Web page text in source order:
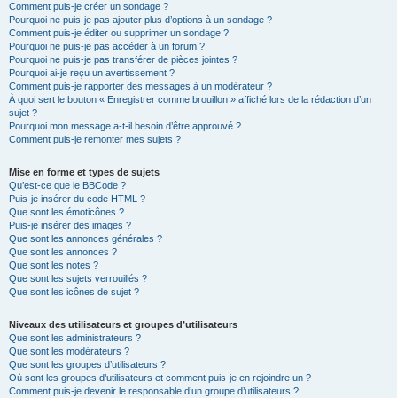
Comment puis-je créer un sondage ?
Pourquoi ne puis-je pas ajouter plus d’options à un sondage ?
Comment puis-je éditer ou supprimer un sondage ?
Pourquoi ne puis-je pas accéder à un forum ?
Pourquoi ne puis-je pas transférer de pièces jointes ?
Pourquoi ai-je reçu un avertissement ?
Comment puis-je rapporter des messages à un modérateur ?
À quoi sert le bouton « Enregistrer comme brouillon » affiché lors de la rédaction d’un
sujet ?
Pourquoi mon message a-t-il besoin d’être approuvé ?
Comment puis-je remonter mes sujets ?
Mise en forme et types de sujets
Qu’est-ce que le BBCode ?
Puis-je insérer du code HTML ?
Que sont les émoticônes ?
Puis-je insérer des images ?
Que sont les annonces générales ?
Que sont les annonces ?
Que sont les notes ?
Que sont les sujets verrouillés ?
Que sont les icônes de sujet ?
Niveaux des utilisateurs et groupes d’utilisateurs
Que sont les administrateurs ?
Que sont les modérateurs ?
Que sont les groupes d’utilisateurs ?
Où sont les groupes d’utilisateurs et comment puis-je en rejoindre un ?
Comment puis-je devenir le responsable d’un groupe d’utilisateurs ?